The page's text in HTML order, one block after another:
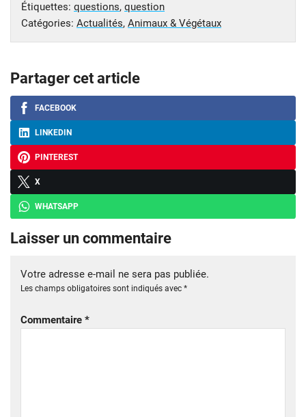
Étiquettes: questions, question
Catégories: Actualités, Animaux & Végétaux
Partager cet article
FACEBOOK
LINKEDIN
PINTEREST
X
WHATSAPP
Laisser un commentaire
Votre adresse e-mail ne sera pas publiée.
Les champs obligatoires sont indiqués avec *
Commentaire *